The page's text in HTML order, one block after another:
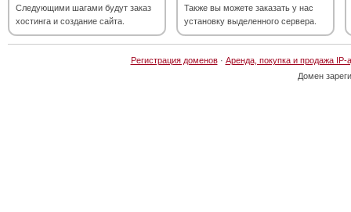
Следующими шагами будут заказ
хостинга и создание сайта.
Также вы можете заказать у нас
установку выделенного сервера.
Регистрация доменов· Аренда, покупка и продажа IP-
Домен